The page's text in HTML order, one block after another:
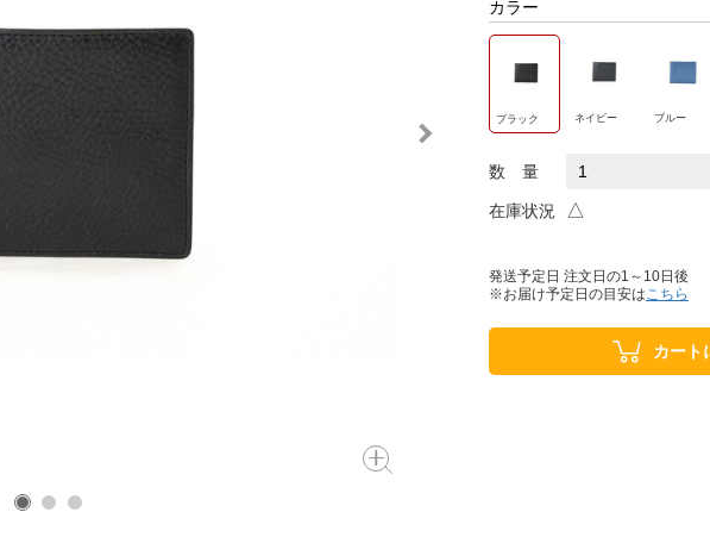
カラー
ブラック ネイビー ブルー
数 量
在庫状況 △
発送予定日 注文日の1～10日後
※お届け予定日の目安はこちら
カート